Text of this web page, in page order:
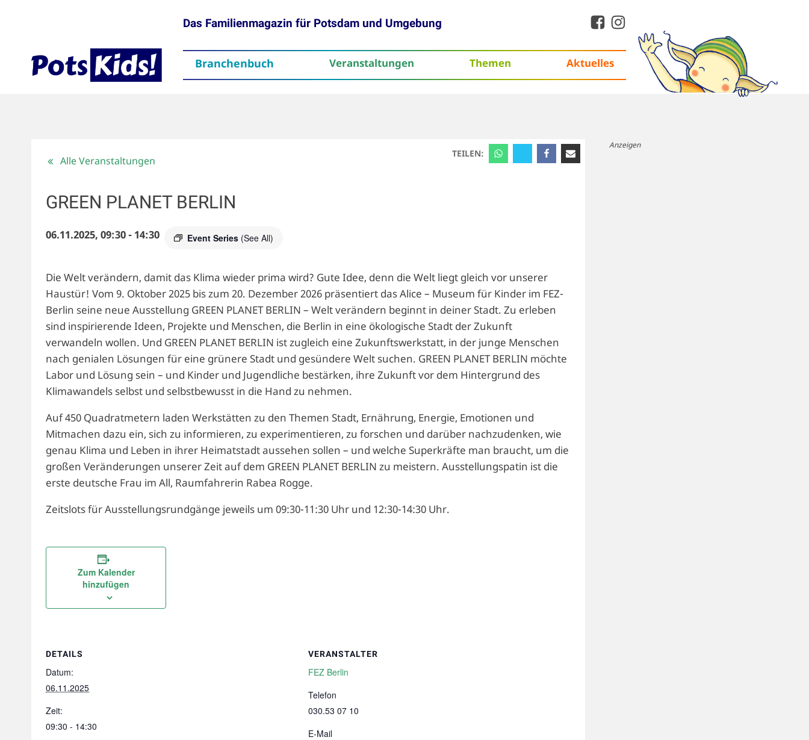
Das Familienmagazin für Potsdam und Umgebung
Branchenbuch Veranstaltungen Themen Aktuelles
TEILEN:
Alle Veranstaltungen
GREEN PLANET BERLIN
06.11.2025, 09:30- 14:30 Event Series (See All)
Die Welt verändern, damit das Klima wieder prima wird? Gute Idee, denn die Welt liegt gleich vor unserer
Haustür! Vom 9. Oktober 2025 bis zum 20. Dezember 2026 präsentiert das Alice – Museum für Kinder im FEZ-
Berlin seine neue Ausstellung GREEN PLANET BERLIN – Welt verändern beginnt in deiner Stadt. Zu erleben
sind inspirierende Ideen, Projekte und Menschen, die Berlin in eine ökologische Stadt der Zukunft
verwandeln wollen. Und GREEN PLANET BERLIN ist zugleich eine Zukunftswerkstatt, in der junge Menschen
nach genialen Lösungen für eine grünere Stadt und gesündere Welt suchen. GREEN PLANET BERLIN möchte
Labor und Lösung sein – und Kinder und Jugendliche bestärken, ihre Zukunft vor dem Hintergrund des
Klimawandels selbst und selbstbewusst in die Hand zu nehmen.
Auf 450 Quadratmetern laden Werkstätten zu den Themen Stadt, Ernährung, Energie, Emotionen und
Mitmachen dazu ein, sich zu informieren, zu experimentieren, zu forschen und darüber nachzudenken, wie
genau Klima und Leben in ihrer Heimatstadt aussehen sollen – und welche Superkräfte man braucht, um die
großen Veränderungen unserer Zeit auf dem GREEN PLANET BERLIN zu meistern. Ausstellungspatin ist die
erste deutsche Frau im All, Raumfahrerin Rabea Rogge.
Zeitslots für Ausstellungsrundgänge jeweils um 09:30-11:30 Uhr und 12:30-14:30 Uhr.
Zum Kalender
hinzufügen
DETAILS
Datum:
06.11.2025
Zeit:
09:30 - 14:30
VERANSTALTER
FEZ Berlin
Telefon
030.53 07 10
E-Mail
Anzeigen
ThemenAktuelles